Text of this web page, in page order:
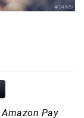
Amazon Pay